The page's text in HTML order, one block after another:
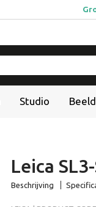
Studio
Leica
Beschrijving